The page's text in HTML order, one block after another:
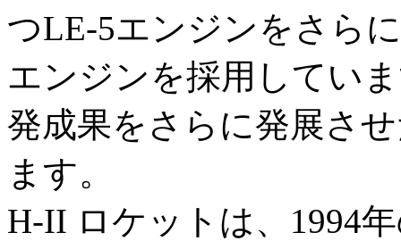
つLE-5エンジンをさら
エンジンを採用してい
発成果をさらに発展さ
ます。
H-II ロケットは、1994